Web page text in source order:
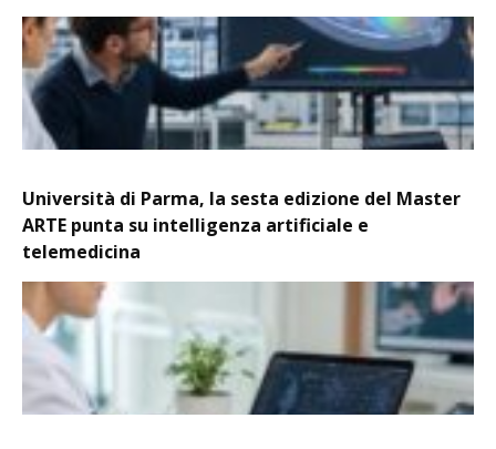
Università di Parma, la sesta edizione del Master
ARTE punta su intelligenza artificiale e
telemedicina